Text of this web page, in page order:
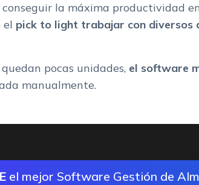
la máxima productividad
el pick to light trabajar con diversos
pocas unidades, el software
manualmente.
el mejor Software Gestión de